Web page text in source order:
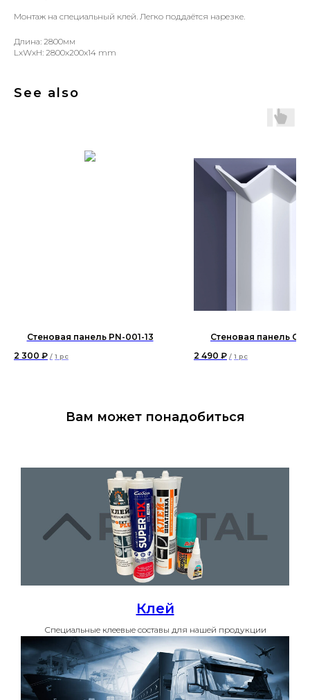
Монтаж на специальный клей. Легко поддаётся нарезке.
Длина: 2800мм
LxWxH: 2800x200x14 mm
See also
Стеновая панель PN-001-13
2 300 ₽ / 1 pc
Стеновая панель
2 490 ₽ / 1 pc
Вам может понадобиться
Клей
Специальные клеевые составы для нашей продукции